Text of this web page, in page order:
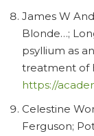
James W
Blonde…;
psyllium as
treatment of
https://
Celestine
Ferguson;